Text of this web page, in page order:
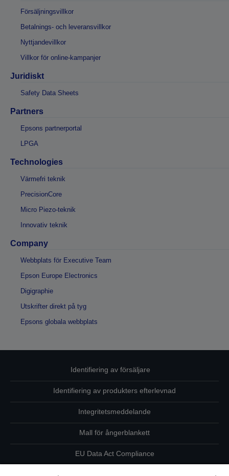
Försäljningsvillkor
Betalnings- och leveransvillkor
Nyttjandevillkor
Villkor för online-kampanjer
Juridiskt
Safety Data Sheets
Partners
Epsons partnerportal
LPGA
Technologies
Värmefri teknik
PrecisionCore
Micro Piezo-teknik
Innovativ teknik
Company
Webbplats för Executive Team
Epson Europe Electronics
Digigraphie
Utskrifter direkt på tyg
Epsons globala webbplats
Identifiering av försäljare
Identifiering av produkters efterlevnad
Integritetsmeddelande
Mall för ångerblankett
EU Data Act Compliance